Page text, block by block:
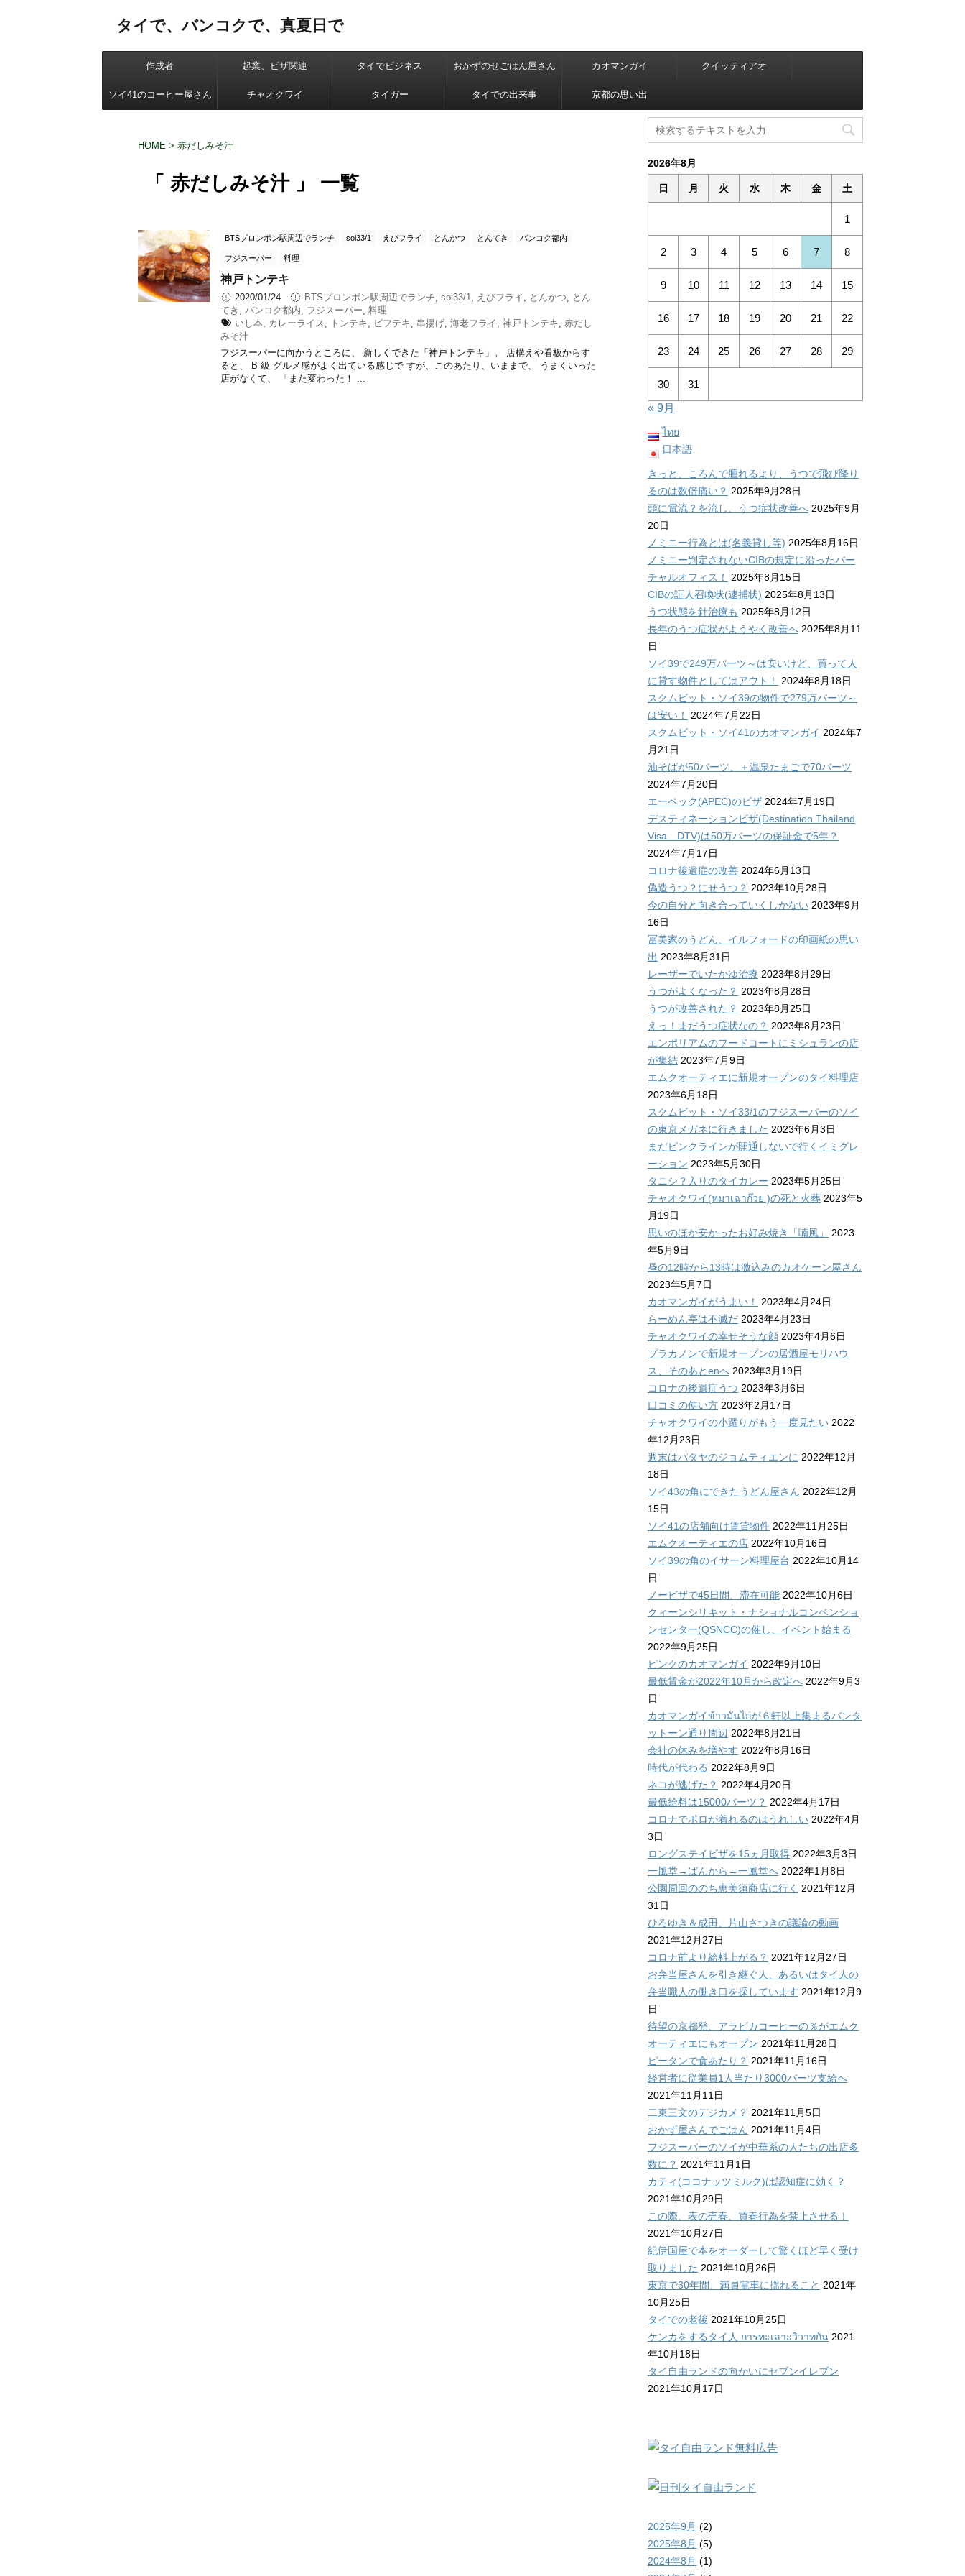
タイで、バンコクで、真夏日で
作成者 起業、ビザ関連 タイでビジネス おかずのせごはん屋さん カオマンガイ クイッティアオ
ソイ41のコーヒー屋さん チャオクワイ タイガー タイでの出来事 京都の思い出
HOME > 赤だしみそ汁
「 赤だしみそ汁 」 一覧
BTSプロンポン駅周辺でランチ soi33/1 えびフライ とんかつ とんてき バンコク都内
フジスーパー 料理
神戸トンテキ
2020/01/24 -BTSプロンポン駅周辺でランチ, soi33/1, えびフライ , とんかつ, とん
てき , バンコク都内, フジスーパー, 料理
いし本, カレーライス , トンテキ, ビフテキ, 串揚げ,海老フライ ,神戸トンテキ,赤だし
みそ汁
フジスーパーに向かうところに、 新しくできた「神戸トンテキ」。 店構えや看板からす
ると、 B 級 グルメ感がよく出ている感じで すが、このあたり、いままで、 うまくいった
店がなくて、 「また変わった！ ...
2026年8月
日 月 火 水 木 金 土
1
2 3 4 5 6 7 8
9 10 11 12 13 14 15
16 17 18 19 20 21 22
23 24 25 26 27 28 29
30
31
« 9月
ไทย
日本語
きっと、ころんで腫れるより、うつで飛び降り
るのは数倍痛い？ 2025年9月28日
頭に電流？を流し、うつ症状改善へ 2025年9月
20日
ノミニー行為とは(名義貸し等) 2025年8月16日
ノミニー判定されないCIBの規定に沿ったバー
チャルオフィス！
2025年8月15日
CIBの証人召喚状(逮捕状) 2025年8月13日
うつ状態を針治療も 2025年8月12日
長年のうつ症状がようやく改善へ 2025年8月11
日
ソイ39で249万バーツ～は安いけど、買って人
に貸す物件としてはアウト！
2024年8月18日
スクムビット・ソイ39の物件で279万バーツ～
は安い！
2024年7月22日
スクムビット・ソイ41のカオマンガイ 2024年7
月21日
油そばが50バーツ、＋温泉たまごで70バーツ
2024年7月20日
エーペック(APEC)のビザ 2024年7月19日
デスティネーションビザ(Destination Thailand
Visa DTV)は50万バーツの保証金で5年？
2024年7月17日
コロナ後遺症の改善 2024年6月13日
偽造うつ？にせうつ？ 2023年10月28日
今の自分と向き合っていくしかない 2023年9月
16日
冨美家のうどん、イルフォードの印画紙の思い
出 2023年8月31日
レーザーでいたかゆ治療 2023年8月29日
うつがよくなった？ 2023年8月28日
うつが改善された？ 2023年8月25日
えっ！まだうつ症状なの？ 2023年8月23日
エンポリアムのフードコートにミシュランの店
が集結 2023年7月9日
エムクオーティエに新規オープンのタイ料理店
2023年6月18日
スクムビット・ソイ33/1のフジスーパーのソイ
の東京メガネに行きました 2023年6月3日
まだピンクラインが開通しないで行くイミグレ
ーション 2023年5月30日
タニシ？入りのタイカレー 2023年5月25日
チャオクワイ(หมาเฉาก๊วย )の死と火葬 2023年5
月19日
思いのほか安かったお好み焼き「喃風」
2023
年5月9日
昼の12時から13時は激込みのカオケーン屋さん
2023年5月7日
カオマンガイがうまい！
2023年4月24日
らーめん亭は不滅だ 2023年4月23日
チャオクワイの幸せそうな顔 2023年4月6日
プラカノンで新規オープンの居酒屋モリハウ
ス、そのあとenへ 2023年3月19日
コロナの後遺症うつ 2023年3月6日
口コミの使い方 2023年2月17日
チャオクワイの小躍りがもう一度見たい 2022
年12月23日
週末はパタヤのジョムティエンに 2022年12月
18日
ソイ43の角にできたうどん屋さん 2022年12月
15日
ソイ41の店舗向け賃貸物件 2022年11月25日
エムクオーティエの店 2022年10月16日
ソイ39の角のイサーン料理屋台 2022年10月14
日
ノービザで45日間、滞在可能 2022年10月6日
クィーンシリキット・ナショナルコンベンショ
ンセンター(QSNCC)の催し、イベント始まる
2022年9月25日
ピンクのカオマンガイ 2022年9月10日
最低賃金が2022年10月から改定へ 2022年9月3
日
カオマンガイข้าวมันไก่が６軒以上集まるバンタ
ットーン通り周辺 2022年8月21日
会社の休みを増やす 2022年8月16日
時代が代わる 2022年8月9日
ネコが逃げた？ 2022年4月20日
最低給料は15000バーツ？ 2022年4月17日
コロナでポロが着れるのはうれしい 2022年4月
3日
ロングステイビザを15ヵ月取得 2022年3月3日
一風堂→ばんから→一風堂へ 2022年1月8日
公園周回ののち恵美須商店に行く
2021年12月
31日
ひろゆき＆成田、片山さつきの議論の動画
2021年12月27日
コロナ前より給料上がる？ 2021年12月27日
お弁当屋さんを引き継ぐ人、あるいはタイ人の
弁当職人の働き口を探しています 2021年12月9
日
待望の京都発、アラビカコーヒーの％がエムク
オーティエにもオープン 2021年11月28日
ピータンで食あたり？ 2021年11月16日
経営者に従業員1人当たり3000バーツ支給へ
2021年11月11日
二束三文のデジカメ？ 2021年11月5日
おかず屋さんでごはん 2021年11月4日
フジスーパーのソイが中華系の人たちの出店多
数に？ 2021年11月1日
カティ(ココナッツミルク)は認知症に効く？
2021年10月29日
この際、表の売春、買春行為を禁止させる！
2021年10月27日
紀伊国屋で本をオーダーして驚くほど早く受け
取りました 2021年10月26日
東京で30年間、満員電車に揺れること 2021年
10月25日
タイでの老後 2021年10月25日
ケンカをするタイ人 การทะเลาะวิวาทกัน 2021
年10月18日
タイ自由ランドの向かいにセブンイレブン
2021年10月17日
2025年9月 (2)
2025年8月 (5)
2024年8月 (1)